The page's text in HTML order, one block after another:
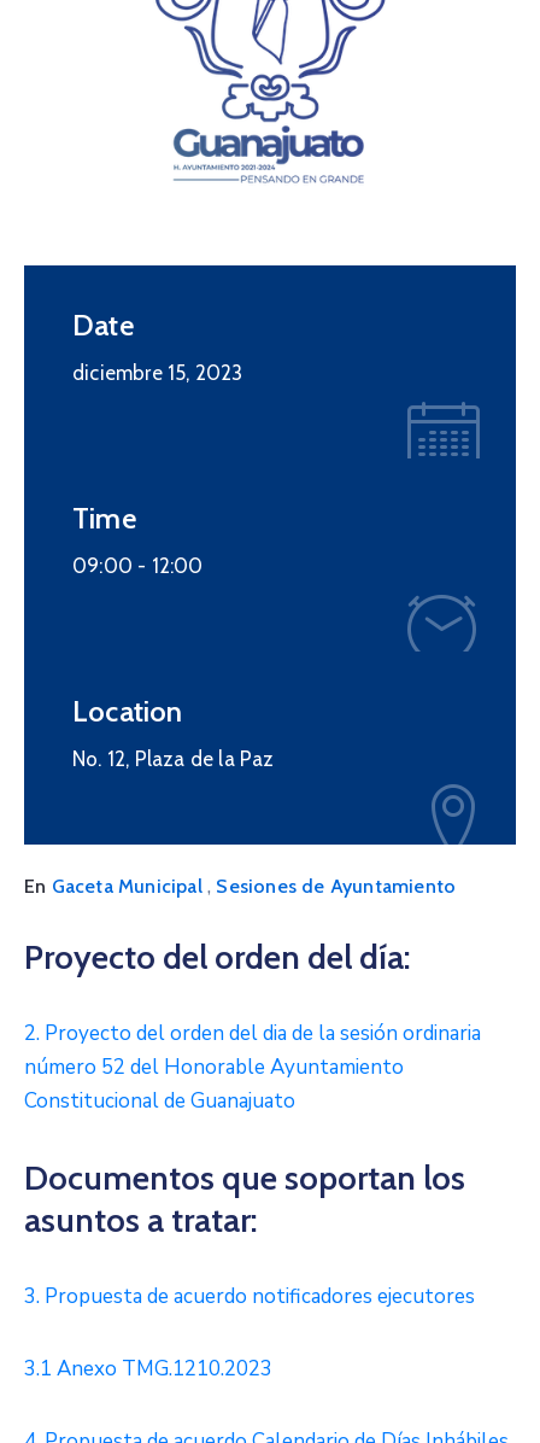
Date
diciembre 15, 2023
Time
09:00 - 12:00
Location
No. 12, Plaza de la Paz
En Gaceta Municipal , Sesiones de Ayuntamiento
Proyecto del orden del día:
2. Proyecto del orden del dia de la sesión ordinaria
número 52 del Honorable Ayuntamiento
Constitucional de Guanajuato
Documentos que soportan los
asuntos a tratar:
3. Propuesta de acuerdo notificadores ejecutores
3.1 Anexo TMG.1210.2023